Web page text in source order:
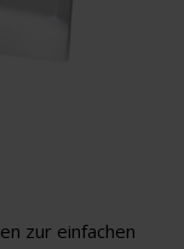
zur einfachen